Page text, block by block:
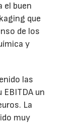
el buen
que
de los
y
las
un
La
muy